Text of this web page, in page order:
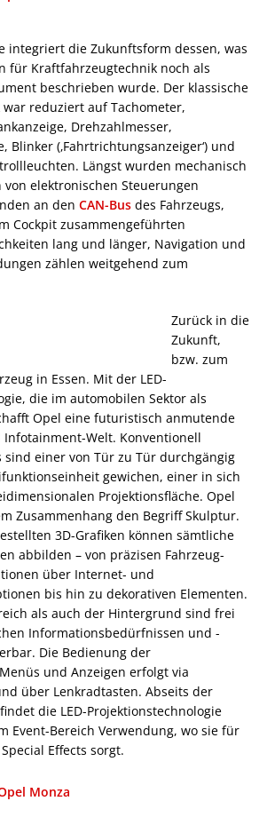
integriert die Zukunftsform dessen, was
für Kraftfahrzeugtechnik noch als
beschrieben wurde. Der klassische
reduziert auf Tachometer,
Drehzahlmesser,
Blinker (‚Fahrtrichtungsanzeiger‘) und
Längst wurden mechanisch
von elektronischen Steuerungen
an den CAN-Bus des Fahrzeugs,
Cockpit zusammengeführten
lang und länger, Navigation und
zählen weitgehend zum
Zurück in die
Zukunft,
bzw. zum
in Essen. Mit der LED-
die im automobilen Sektor als
Opel eine futuristisch anmutende
Welt. Konventionell
sind einer von Tür zu Tür durchgängig
gewichen, einer in sich
Projektionsfläche. Opel
Zusammenhang den Begriff Skulptur.
3D-Grafiken können sämtliche
abbilden – von präzisen Fahrzeug-
über Internet- und
bis hin zu dekorativen Elementen.
als auch der Hintergrund sind frei
Informationsbedürfnissen und -
Die Bedienung der
und Anzeigen erfolgt via
über Lenkradtasten. Abseits der
die LED-Projektionstechnologie
Event-Bereich Verwendung, wo sie für
Effects sorgt.